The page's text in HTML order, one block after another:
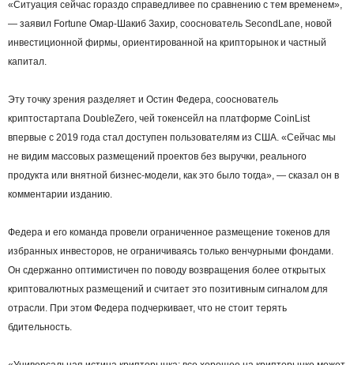
«Ситуация сейчас гораздо справедливее по сравнению с тем временем»,
— заявил Fortune Омар-Шакиб Захир, сооснователь SecondLane, новой
инвестиционной фирмы, ориентированной на крипторынок и частный
капитал.
Эту точку зрения разделяет и Остин Федера, сооснователь
криптостартапа DoubleZero, чей токенсейл на платформе CoinList
впервые с 2019 года стал доступен пользователям из США. «Сейчас мы
не видим массовых размещений проектов без выручки, реального
продукта или внятной бизнес-модели, как это было тогда», — сказал он в
комментарии изданию.
Федера и его команда провели ограниченное размещение токенов для
избранных инвесторов, не ограничиваясь только венчурными фондами.
Он сдержанно оптимистичен по поводу возвращения более открытых
криптовалютных размещений и считает это позитивным сигналом для
отрасли. При этом Федера подчеркивает, что не стоит терять
бдительность.